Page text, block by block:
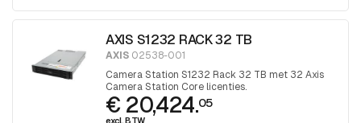
AXIS S1232 RACK 32 TB
AXIS 02538-001
Camera Station S1232 Rack 32 TB met 32 Axis
Camera Station Core licenties.
€ 20,424.05